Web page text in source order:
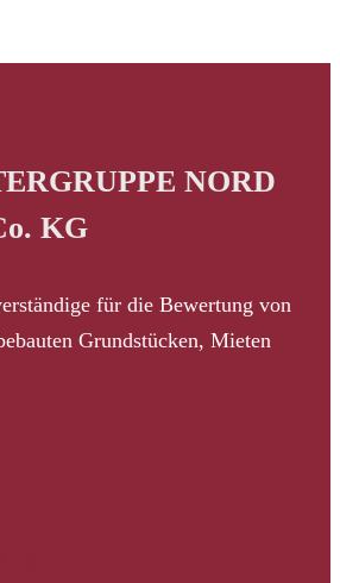
NORD
KG
für die Bewertung von
Grundstücken, Mieten